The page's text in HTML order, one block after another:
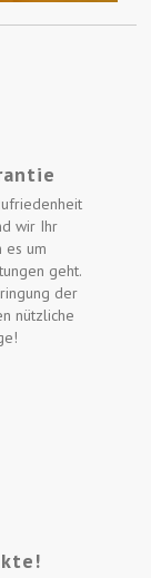
wir Ihr
es um
geht.
der
nützliche